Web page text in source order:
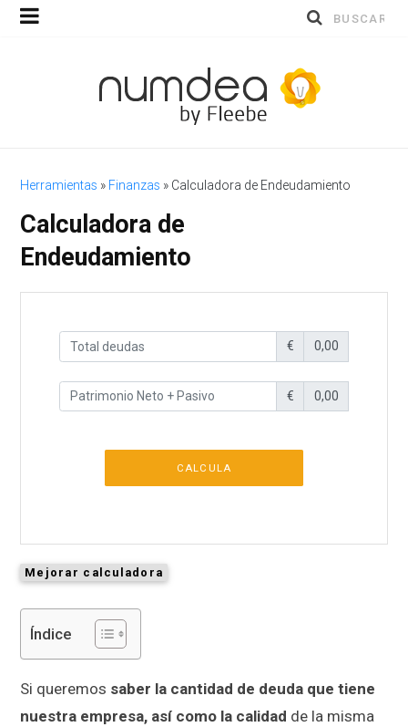
Buscar
Herramientas » Finanzas » Calculadora de Endeudamiento
Calculadora de
Endeudamiento
€ 0,00
€ 0,00
CALCULA
Mejorar calculadora
Índice
Si queremos saber la cantidad de deuda que tiene
nuestra empresa, así como la calidad de la misma